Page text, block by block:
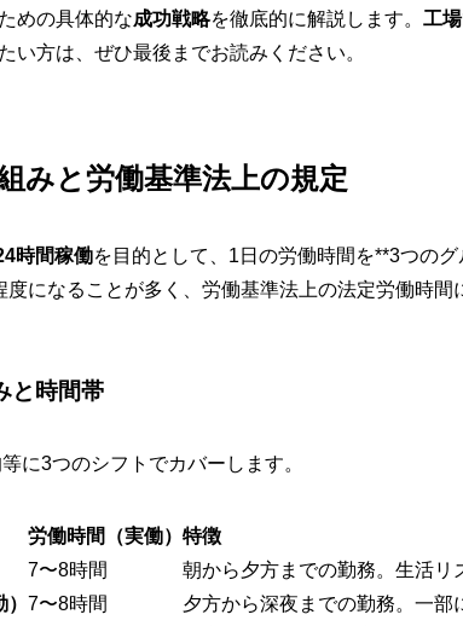
めの具体的な成功戦略を徹底的に解説します。 工場
い方は、ぜひ最後までお読みください。
みと労働基準法上の規定
時間稼働を目的として、1日の労働時間を**3つの
になることが多く、労働基準法上の法定労働時間
と時間帯
に3つのシフトでカバーします。
労働時間（実働） 特徴
7〜8時間
朝から夕方までの勤務。生活リ
7〜8時間 夕方から深夜までの勤務。一部